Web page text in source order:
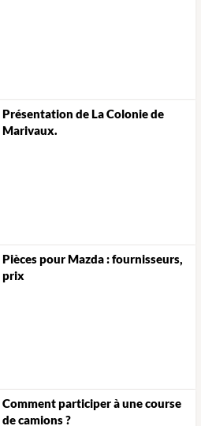
Présentation de La Colonie de
Marivaux.
Pièces pour Mazda : fournisseurs,
prix
Comment participer à une course
de camions ?